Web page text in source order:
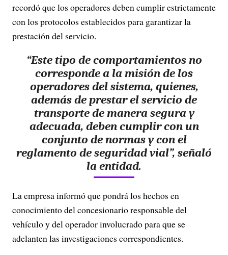
recordó que los operadores deben cumplir estrictamente
con los protocolos establecidos para garantizar la
prestación del servicio.
“Este tipo de comportamientos no
corresponde a la misión de los
operadores del sistema, quienes,
además de prestar el servicio de
transporte de manera segura y
adecuada, deben cumplir con un
conjunto de normas y con el
reglamento de seguridad vial”, señaló
la entidad.
La empresa informó que pondrá los hechos en
conocimiento del concesionario responsable del
vehículo y del operador involucrado para que se
adelanten las investigaciones correspondientes.